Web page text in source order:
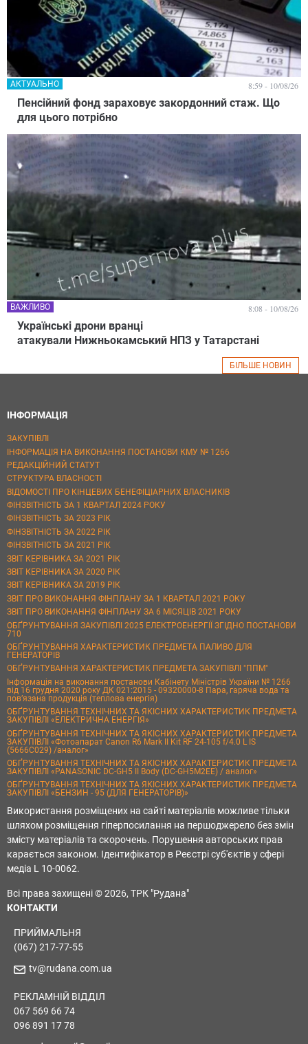
Пенсійний фонд зараховує закордонний стаж. Що
для цього потрібно
АКТУАЛЬНО 8:59 - 10/08/26
Українські дрони вранці
атакували Нижньокамський НПЗ у Татарстані
ВАЖЛИВО 8:08 - 10/08/26
БІЛЬШЕ НОВИН
ІНФОРМАЦІЯ
ЗАКУПІВЛІ
ІНФОРМАЦІЯ НА ВИКОНАННЯ ПОСТАНОВИ КМУ № 1266
РЕДАКЦІЙНИЙ СТАТУТ
СТРУКТУРА ВЛАСНОСТІ
ВІДОМОСТІ ПРО КІНЦЕВИХ БЕНЕФІЦІАРНИХ ВЛАСНИКІВ
ФІНЗВІТНІСТЬ ЗА 1 КВАРТАЛ 2024 РОКУ
ФІНЗВІТНІСТЬ ЗА 2023 РІК
ФІНЗВІТНІСТЬ ЗА 2022 РІК
ФІНЗВІТНІСТЬ ЗА 2021 РІК
ЗВІТ КЕРІВНИКА ЗА 2021 РІК
ЗВІТ КЕРІВНИКА ЗА 2020 РІК
ЗВІТ КЕРІВНИКА ЗА 2019 РІК
ЗВІТ ПРО ВИКОНАННЯ ФІНПЛАНУ ЗА 1 КВАРТАЛ 2021 РОКУ
ЗВІТ ПРО ВИКОНАННЯ ФІНПЛАНУ ЗА 6 МІСЯЦІВ 2021 РОКУ
ОБҐРУНТУВАННЯ ЗАКУПІВЛІ 2025 ЕЛЕКТРОЕНЕРГІЇ ЗГІДНО ПОСТАНОВИ
710
ОБҐРУНТУВАННЯ ХАРАКТЕРИСТИК ПРЕДМЕТА ПАЛИВО ДЛЯ
ГЕНЕРАТОРІВ
ОБҐРУНТУВАННЯ ХАРАКТЕРИСТИК ПРЕДМЕТА ЗАКУПІВЛІ "ППМ"
Інформація на виконання постанови Кабінету Міністрів України № 1266
від 16 грудня 2020 року ДК 021:2015 - 09320000-8 Пара, гаряча вода та
пов’язана продукція (теплова енергія)
ОБҐРУНТУВАННЯ ТЕХНІЧНИХ ТА ЯКІСНИХ ХАРАКТЕРИСТИК ПРЕДМЕТА
ЗАКУПІВЛІ «ЕЛЕКТРИЧНА ЕНЕРГІЯ»
ОБҐРУНТУВАННЯ ТЕХНІЧНИХ ТА ЯКІСНИХ ХАРАКТЕРИСТИК ПРЕДМЕТА
ЗАКУПІВЛІ «Фотоапарат Canon R6 Mark II Kit RF 24-105 f/4.0 L IS
(5666C029) /аналог»
ОБҐРУНТУВАННЯ ТЕХНІЧНИХ ТА ЯКІСНИХ ХАРАКТЕРИСТИК ПРЕДМЕТА
ЗАКУПІВЛІ «PANASONIC DC-GH5 II Body (DC-GH5M2EE) / аналог»
ОБҐРУНТУВАННЯ ТЕХНІЧНИХ ТА ЯКІСНИХ ХАРАКТЕРИСТИК ПРЕДМЕТА
ЗАКУПІВЛІ «БЕНЗИН - 95 (ДЛЯ ГЕНЕРАТОРІВ)»
Використання розміщених на сайті матеріалів можливе тільки
шляхом розміщення гіперпосилання на першоджерело без змін
змісту матеріалів та скорочень. Порушення авторських прав
карається законом. Ідентифікатор в Реєстрі суб'єктів у сфері
медіа L 10-0062.
Всі права захищені © 2026, ТРК "Рудана"
КОНТАКТИ
ПРИЙМАЛЬНЯ
(067) 217-77-55
tv@rudana.com.ua
РЕКЛАМНІЙ ВІДДІЛ
067 569 66 74
096 891 17 78